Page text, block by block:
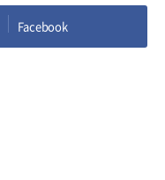
Facebook